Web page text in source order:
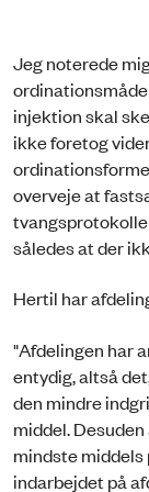
Jeg noterede
injektion skal
ikke foretog
overveje at
således at der
Hertil har
"Afdelingen har
entydig, altså
den mindre
middel.
mindste
indarbejdet på